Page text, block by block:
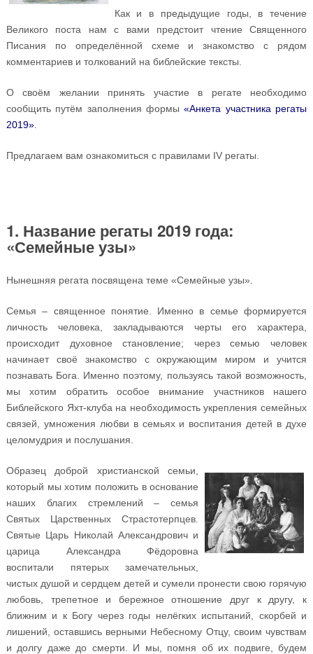
Как и в предыдущие годы, в течение
Великого поста нам с вами предстоит чтение Священного
Писания по определённой схеме и знакомство с рядом
комментариев и толкований на библейские тексты.
О своём желании принять участие в регате необходимо
сообщить путём заполнения формы«Анкета участника регаты
2019».
Предлагаем вам ознакомиться с правилами IV регаты.
1. Название регаты 2019 года:
«Семейные узы»
Нынешняя регата посвящена теме «Семейные узы».
Семья – священное понятие. Именно в семье формируется
личность человека, закладываются черты его характера,
происходит духовное становление; через семью человек
начинает своё знакомство с окружающим миром и учится
познавать Бога. Именно поэтому, пользуясь такой возможность,
мы хотим обратить особое внимание участников нашего
Библейского Яхт-клуба на необходимость укрепления семейных
связей, умножения любви в семьях и воспитания детей в духе
целомудрия и послушания.
Образец доброй христианской семьи,
который мы хотим положить в основание
наших благих стремлений – семья
Святых Царственных Страстотерпцев.
Святые Царь Николай Александрович и
царица Александра Фёдоровна
воспитали пятерых замечательных,
чистых душой и сердцем детей и сумели пронести свою горячую
любовь, трепетное и бережное отношение друг к другу, к
ближним и к Богу через годы нелёгких испытаний, скорбей и
лишений, оставшись верными Небесному Отцу, своим чувствам
и долгу даже до смерти. И мы, помня об их подвиге, будем